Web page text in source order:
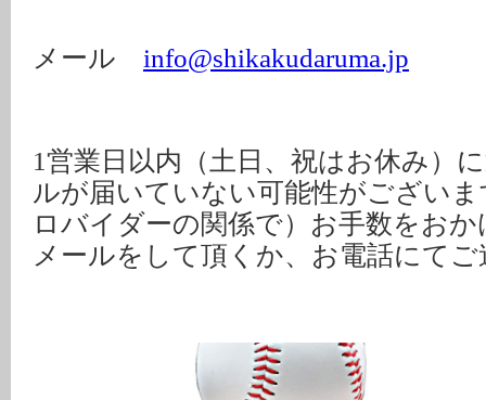
メール info@shikakudaruma.jp
1営業日以内（土日、祝はお休み）
ルが届いていない可能性がござい
ロバイダーの関係で）お手数をお
メールをして頂くか、お電話にて